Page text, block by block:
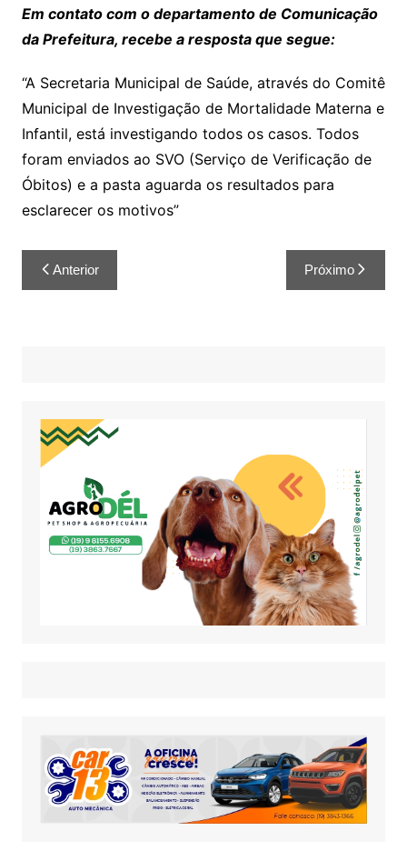
Em contato com o departamento de Comunicação
da Prefeitura, recebe a resposta que segue:
“A Secretaria Municipal de Saúde, através do Comitê
Municipal de Investigação de Mortalidade Materna e
Infantil, está investigando todos os casos. Todos
foram enviados ao SVO (Serviço de Verificação de
Óbitos) e a pasta aguarda os resultados para
esclarecer os motivos”
Anterior Próximo